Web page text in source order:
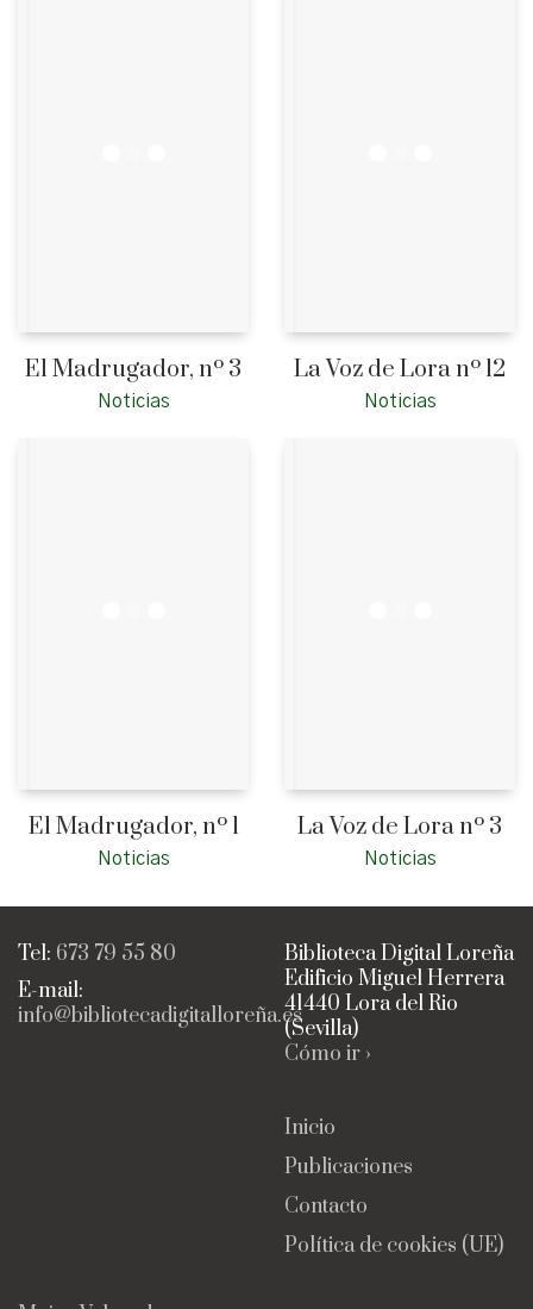
El Madrugador, nº 3
Noticias
La Voz de Lora nº 12
Noticias
El Madrugador, nº 1
Noticias
La Voz de Lora nº 3
Noticias
Tel: 673 79 55 80
E-mail:
info@bibliotecadigitalloreña.es
Biblioteca Digital Loreña
Edificio Miguel Herrera
41440 Lora del Rio
(Sevilla)
Cómo ir ›
Inicio
Publicaciones
Contacto
Política de cookies (UE)